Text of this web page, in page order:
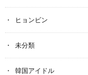
ヒョンビン
未分類
韓国アイドル